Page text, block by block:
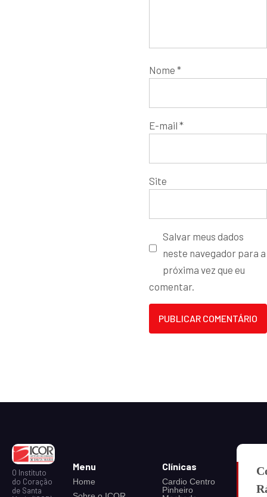
Nome *
E-mail *
Site
Salvar meus dados
neste navegador para a
próxima vez que eu
comentar.
O Instituto
do Coração
de Santa
Menu
Home
Clínicas
Cardio Centro
Pinheiro